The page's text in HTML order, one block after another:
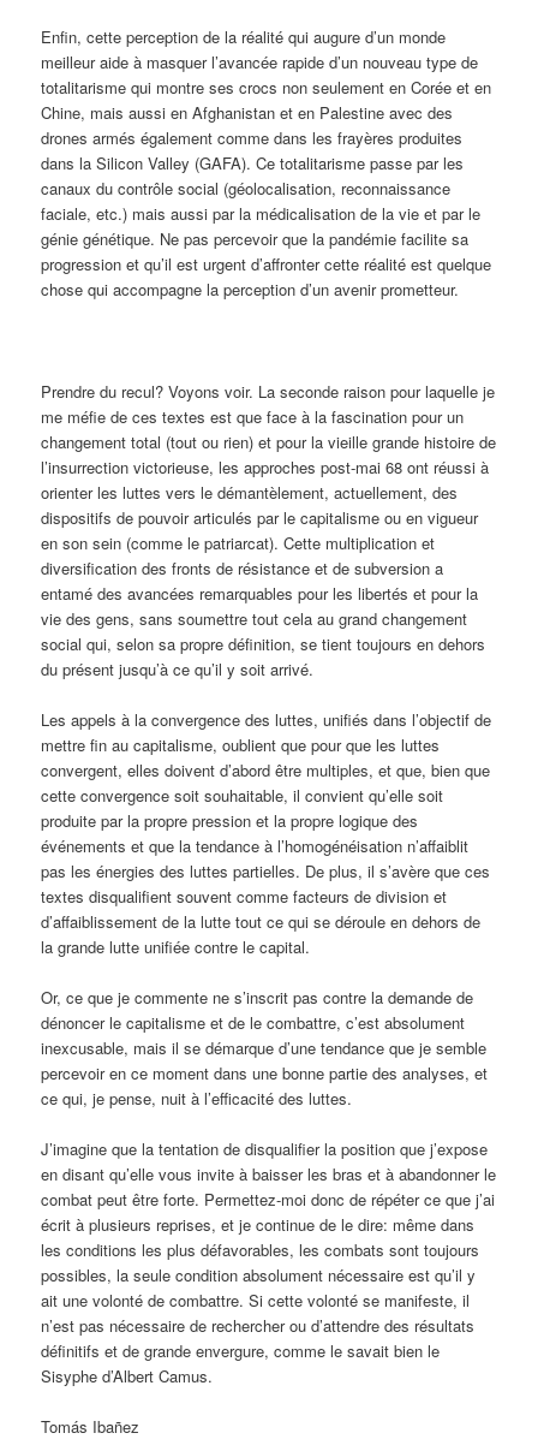
Enfin, cette perception de la réalité qui augure d’un monde
meilleur aide à masquer l’avancée rapide d’un nouveau type de
totalitarisme qui montre ses crocs non seulement en Corée et en
Chine, mais aussi en Afghanistan et en Palestine avec des
drones armés également comme dans les frayères produites
dans la Silicon Valley (GAFA). Ce totalitarisme passe par les
canaux du contrôle social (géolocalisation, reconnaissance
faciale, etc.) mais aussi par la médicalisation de la vie et par le
génie génétique. Ne pas percevoir que la pandémie facilite sa
progression et qu’il est urgent d’affronter cette réalité est quelque
chose qui accompagne la perception d’un avenir prometteur.
Prendre du recul? Voyons voir. La seconde raison pour laquelle je
me méfie de ces textes est que face à la fascination pour un
changement total (tout ou rien) et pour la vieille grande histoire de
l’insurrection victorieuse, les approches post-mai 68 ont réussi à
orienter les luttes vers le démantèlement, actuellement, des
dispositifs de pouvoir articulés par le capitalisme ou en vigueur
en son sein (comme le patriarcat). Cette multiplication et
diversification des fronts de résistance et de subversion a
entamé des avancées remarquables pour les libertés et pour la
vie des gens, sans soumettre tout cela au grand changement
social qui, selon sa propre définition, se tient toujours en dehors
du présent jusqu’à ce qu’il y soit arrivé.
Les appels à la convergence des luttes, unifiés dans l’objectif de
mettre fin au capitalisme, oublient que pour que les luttes
convergent, elles doivent d’abord être multiples, et que, bien que
cette convergence soit souhaitable, il convient qu’elle soit
produite par la propre pression et la propre logique des
événements et que la tendance à l’homogénéisation n’affaiblit
pas les énergies des luttes partielles. De plus, il s’avère que ces
textes disqualifient souvent comme facteurs de division et
d’affaiblissement de la lutte tout ce qui se déroule en dehors de
la grande lutte unifiée contre le capital.
Or, ce que je commente ne s’inscrit pas contre la demande de
dénoncer le capitalisme et de le combattre, c’est absolument
inexcusable, mais il se démarque d’une tendance que je semble
percevoir en ce moment dans une bonne partie des analyses, et
ce qui, je pense, nuit à l’efficacité des luttes.
J’imagine que la tentation de disqualifier la position que j’expose
en disant qu’elle vous invite à baisser les bras et à abandonner le
combat peut être forte. Permettez-moi donc de répéter ce que j’ai
écrit à plusieurs reprises, et je continue de le dire: même dans
les conditions les plus défavorables, les combats sont toujours
possibles, la seule condition absolument nécessaire est qu’il y
ait une volonté de combattre. Si cette volonté se manifeste, il
n’est pas nécessaire de rechercher ou d’attendre des résultats
définitifs et de grande envergure, comme le savait bien le
Sisyphe d’Albert Camus.
Tomás Ibañez